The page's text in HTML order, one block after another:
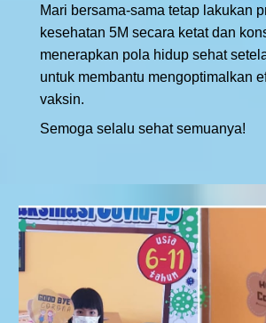
Mari bersama-sama tetap lakukan
kesehatan 5M secara ketat dan
menerapkan pola hidup sehat
untuk membantu mengoptimalkan
vaksin.
Semoga selalu sehat semuanya!